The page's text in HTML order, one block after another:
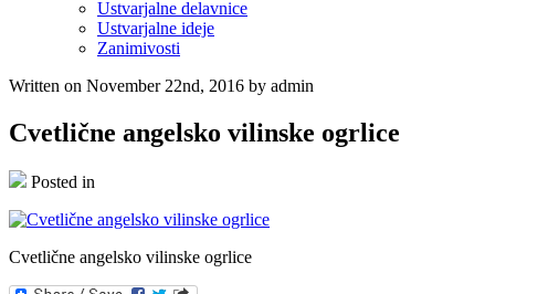
Ustvarjalne delavnice
Ustvarjalne ideje
Zanimivosti
Written on November 22nd, 2016 by admin
Cvetlične angelsko vilinske ogrlice
Posted in
Cvetlične angelsko vilinske ogrlice